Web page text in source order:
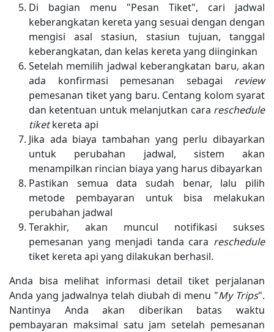
Di bagian menu "Pesan Tiket", cari jadwal
keberangkatan kereta yang sesuai dengan dengan
mengisi asal stasiun, stasiun tujuan, tanggal
keberangkatan, dan kelas kereta yang diinginkan
Setelah memilih jadwal keberangkatan baru, akan
ada konfirmasi pemesanan sebagai review
pemesanan tiket yang baru. Centang kolom syarat
dan ketentuan untuk melanjutkan cara reschedule
tiketkereta api
Jika ada biaya tambahan yang perlu dibayarkan
untuk perubahan jadwal, sistem akan
menampilkan rincian biaya yang harus dibayarkan
Pastikan semua data sudah benar, lalu pilih
metode pembayaran untuk bisa melakukan
perubahan jadwal
Terakhir, akan muncul notifikasi sukses
pemesanan yang menjadi tanda cara reschedule
tiket kereta api yang dilakukan berhasil.
Anda bisa melihat informasi detail tiket perjalanan
Anda yang jadwalnya telah diubah di menu "My Trips".
Nantinya Anda akan diberikan batas waktu
pembayaran maksimal satu jam setelah pemesanan